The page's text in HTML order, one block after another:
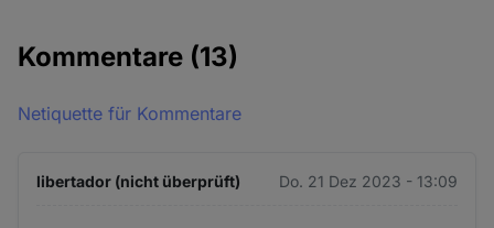
Kommentare (13)
Netiquette für Kommentare
libertador (nicht überprüft) Do. 21 Dez 2023 - 13:09